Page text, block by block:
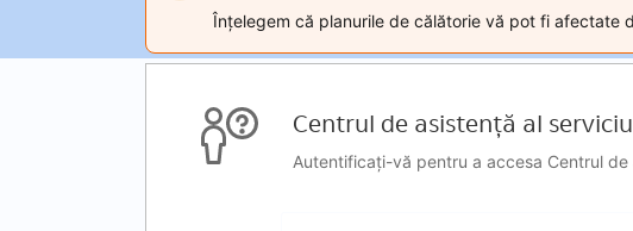
Înțelegem că planurile de călătorie vă pot fi afectate
Centrul de asistență al
Autentificați-vă pentru a accesa Centrul